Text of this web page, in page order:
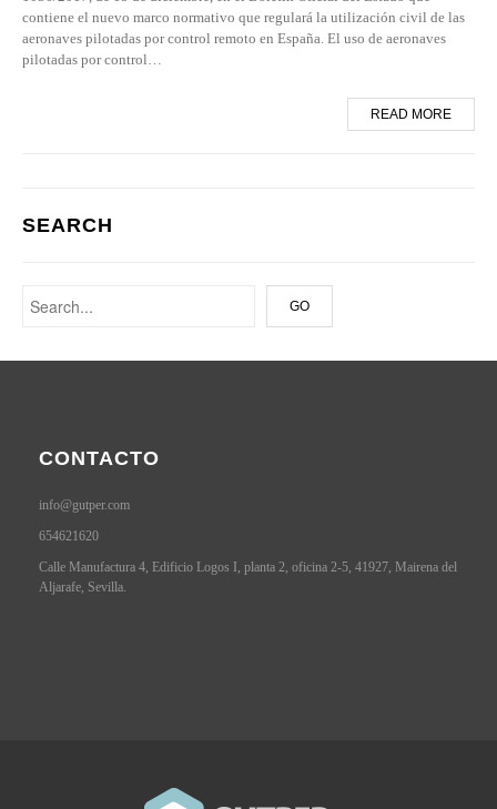
contiene el nuevo marco normativo que regulará la utilización civil de las
aeronaves pilotadas por control remoto en España. El uso de aeronaves
pilotadas por control…
READ MORE
SEARCH
CONTACTO
info@gutper.com
654621620
Calle Manufactura 4, Edificio Logos I, planta 2, oficina 2-5, 41927, Mairena del
Aljarafe, Sevilla.